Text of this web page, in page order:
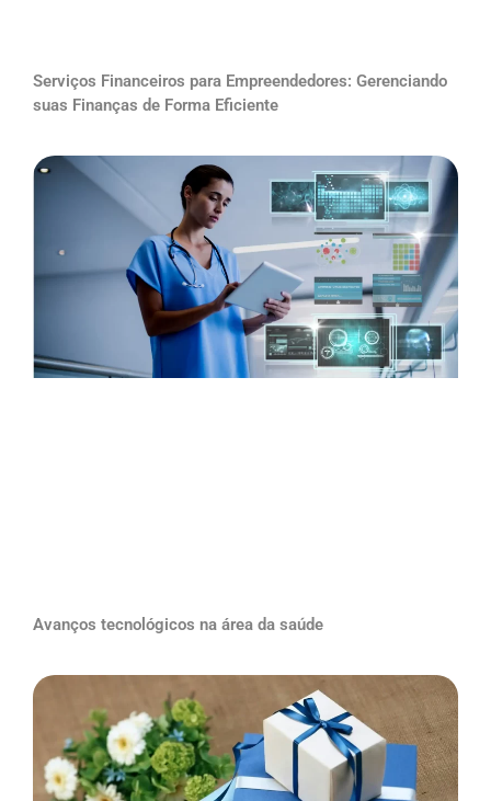
Serviços Financeiros para Empreendedores: Gerenciando
suas Finanças de Forma Eficiente
Avanços tecnológicos na área da saúde